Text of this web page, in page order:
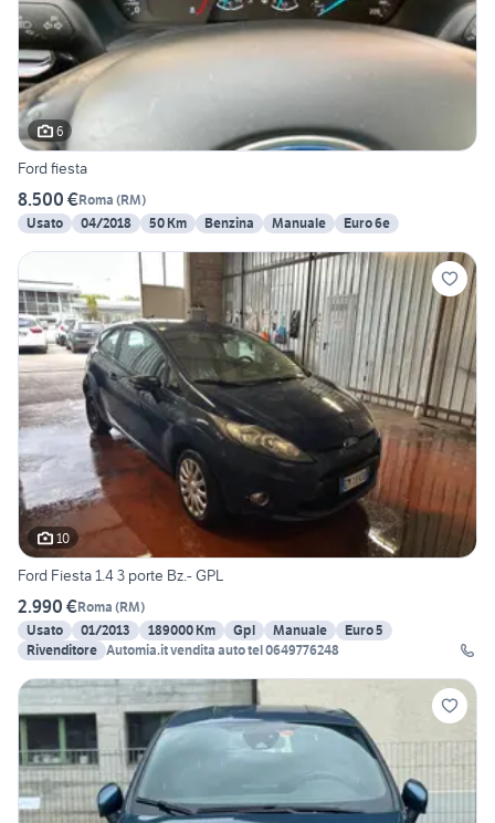
6
Ford fiesta
8.500 €Roma (RM)
Usato
04/2018 50 Km Benzina Manuale Euro 6e
10
Ford Fiesta 1.4 3 porte Bz.- GPL
2.990 €Roma (RM)
Usato
01/2013 189000 Km Gpl Manuale
Euro 5
Rivenditore Automia.it vendita auto tel 0649776248